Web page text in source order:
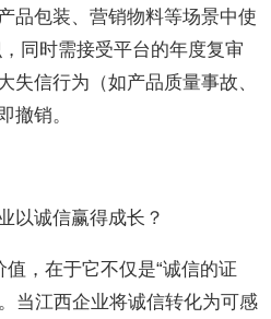
品包装、营销物料等场景中使
同时需接受平台的年度复审
信行为（如产品质量事故、
撤销。
以诚信赢得成长？
，在于它不仅是“诚信的证
当江西企业将诚信转化为可感